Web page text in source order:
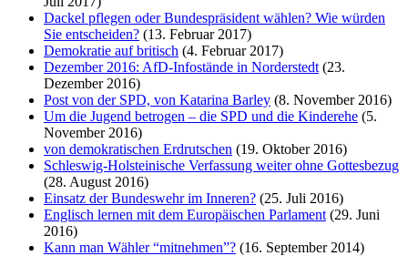
Dackel pflegen oder Bundespräsident wählen? Wie würden
Sie entscheiden? (13. Februar 2017)
Demokratie auf britisch (4. Februar 2017)
Dezember 2016: AfD-Infostände in Norderstedt (23.
Dezember 2016)
Post von der SPD, von Katarina Barley (8. November 2016)
Um die Jugend betrogen – die SPD und die Kinderehe (5.
November 2016)
von demokratischen Erdrutschen (19. Oktober 2016)
Schleswig-Holsteinische Verfassung weiter ohne Gottesbezug
(28. August 2016)
Einsatz der Bundeswehr im Inneren? (25. Juli 2016)
Englisch lernen mit dem Europäischen Parlament (29. Juni
2016)
Kann man Wähler “mitnehmen”? (16. September 2014)